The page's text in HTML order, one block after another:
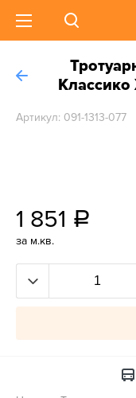
Артикул: 091-1313-077
1 851 a
за м.кв.